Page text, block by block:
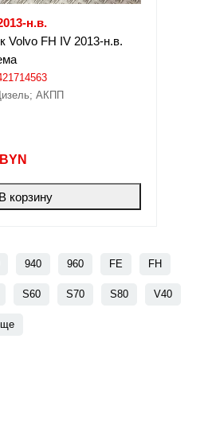
н.в.
Volvo FH IV 2013-н.в.
АКПП
BYN
В корзину
940 960 FE FH
S60 S70 S80 V40